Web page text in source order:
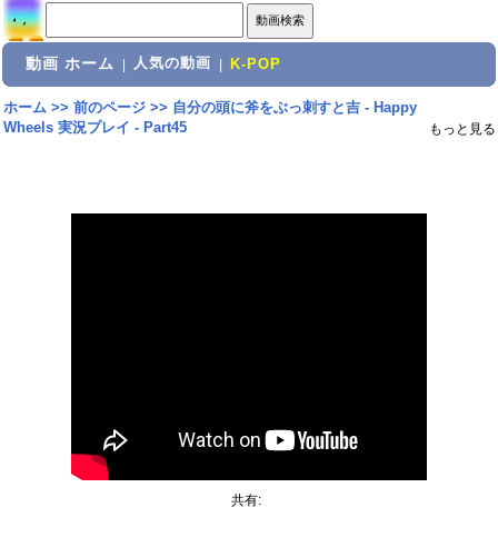
動画 ホーム 人気の動画 K-POP
ホーム>> 前のページ>> 自分の頭に斧をぶっ刺すと吉 - Happy
Wheels 実況プレイ - Part45
もっと見る
共有: